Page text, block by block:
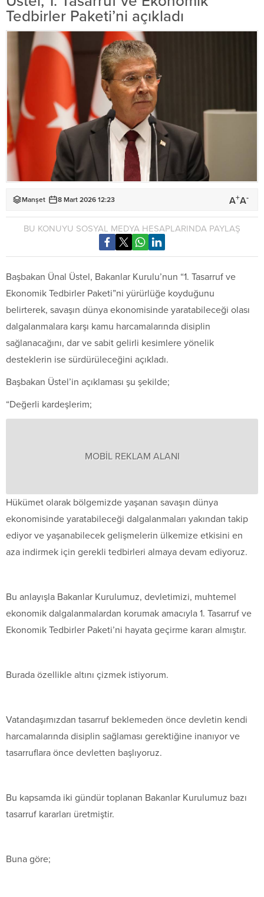
Tedbirler Paketi’ni açıkladı
Manşet 8 Mart 2026 12:23 A+A-
BU KONUYU SOSYAL MEDYA HESAPLARINDA PAYLAŞ
Başbakan Ünal Üstel, Bakanlar Kurulu’nun “1. Tasarruf ve
Ekonomik Tedbirler Paketi”ni yürürlüğe koyduğunu
belirterek, savaşın dünya ekonomisinde yaratabileceği olası
dalgalanmalara karşı kamu harcamalarında disiplin
sağlanacağını, dar ve sabit gelirli kesimlere yönelik
desteklerin ise sürdürüleceğini açıkladı.
Başbakan Üstel’in açıklaması şu şekilde;
“Değerli kardeşlerim;
MOBİL REKLAM ALANI
Hükümet olarak bölgemizde yaşanan savaşın dünya
ekonomisinde yaratabileceği dalgalanmaları yakından takip
ediyor ve yaşanabilecek gelişmelerin ülkemize etkisini en
aza indirmek için gerekli tedbirleri almaya devam ediyoruz.
Bu anlayışla Bakanlar Kurulumuz, devletimizi, muhtemel
ekonomik dalgalanmalardan korumak amacıyla 1. Tasarruf ve
Ekonomik Tedbirler Paketi’ni hayata geçirme kararı almıştır.
Burada özellikle altını çizmek istiyorum.
Vatandaşımızdan tasarruf beklemeden önce devletin kendi
harcamalarında disiplin sağlaması gerektiğine inanıyor ve
tasarruflara önce devletten başlıyoruz.
Bu kapsamda iki gündür toplanan Bakanlar Kurulumuz bazı
tasarruf kararları üretmiştir.
Buna göre;